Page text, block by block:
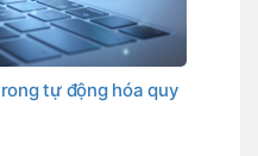
tự động hóa quy